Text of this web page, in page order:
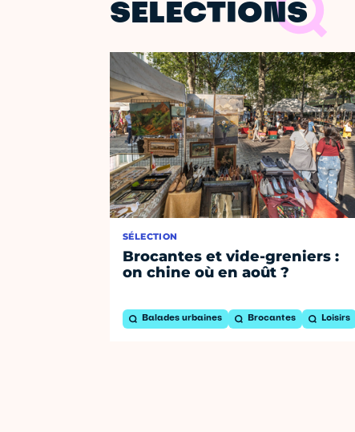
SÉLECTIONS
SÉLECTION
Brocantes et vide-greniers :
on chine où en août ?
Balades urbaines Brocantes Loisirs